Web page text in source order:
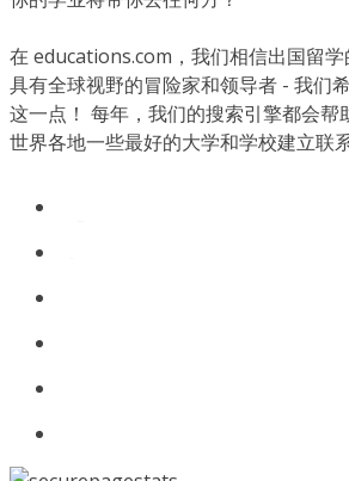
在 educations.com，我们相信出国留
具有全球视野的冒险家和领导者 - 我们
这一点！ 每年，我们的搜索引擎都会帮
世界各地一些最好的大学和学校建立联系